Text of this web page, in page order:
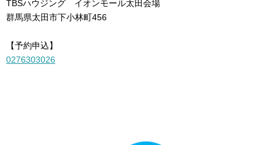
TBSハウジング イオンモール太田会場
群馬県太田市下小林町456
【予約申込】
0276303026